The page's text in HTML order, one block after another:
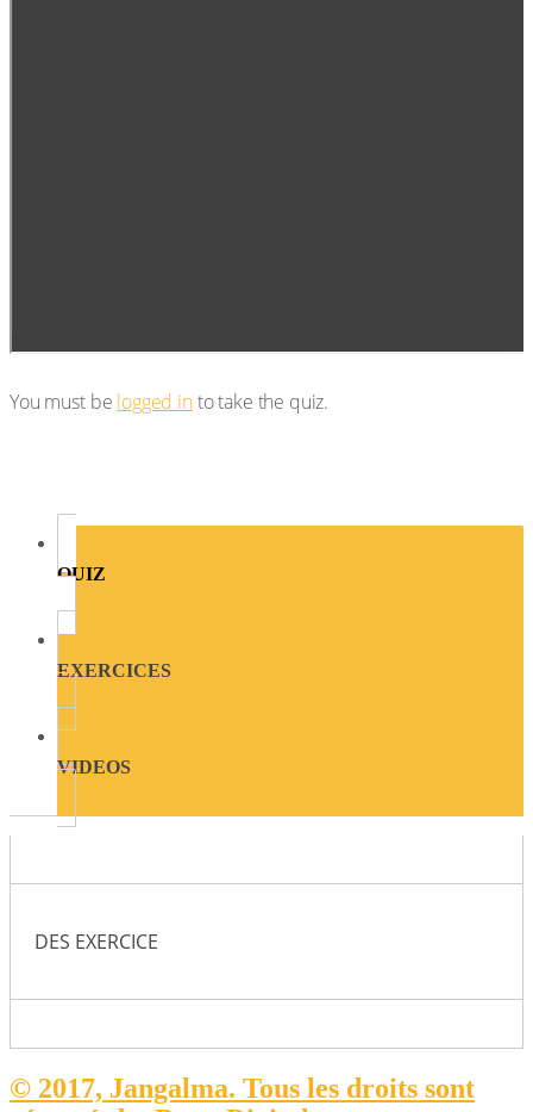
You must be logged into take the quiz.
QUIZ
EXERCICES
VIDEOS
DES EXERCICE
© 2017, Jangalma. Tous les droits sont